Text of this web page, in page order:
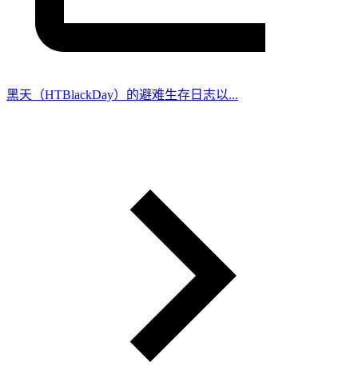
黑天（HTBlackDay）的避难生存日志以...